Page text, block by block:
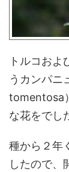
トルコおよ
うカンパニ
tomentosa
な花をでし
種から２年
したので、